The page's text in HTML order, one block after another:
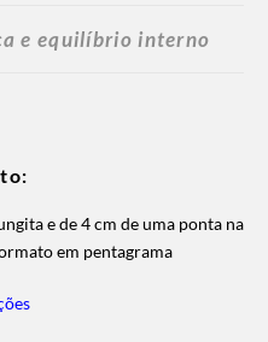
e equilíbrio interno
e de 4 cm de uma ponta na
em pentagrama